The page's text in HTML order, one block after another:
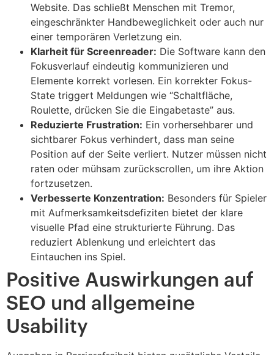
Website. Das schließt Menschen mit Tremor,
eingeschränkter Handbeweglichkeit oder auch nur
einer temporären Verletzung ein.
Klarheit für Screenreader: Die Software kann den
Fokusverlauf eindeutig kommunizieren und
Elemente korrekt vorlesen. Ein korrekter Fokus-
State triggert Meldungen wie “Schaltfläche,
Roulette, drücken Sie die Eingabetaste” aus.
Reduzierte Frustration: Ein vorhersehbarer und
sichtbarer Fokus verhindert, dass man seine
Position auf der Seite verliert. Nutzer müssen nicht
raten oder mühsam zurückscrollen, um ihre Aktion
fortzusetzen.
Verbesserte Konzentration: Besonders für Spieler
mit Aufmerksamkeitsdefiziten bietet der klare
visuelle Pfad eine strukturierte Führung. Das
reduziert Ablenkung und erleichtert das
Eintauchen ins Spiel.
Positive Auswirkungen auf
SEO und allgemeine
Usability